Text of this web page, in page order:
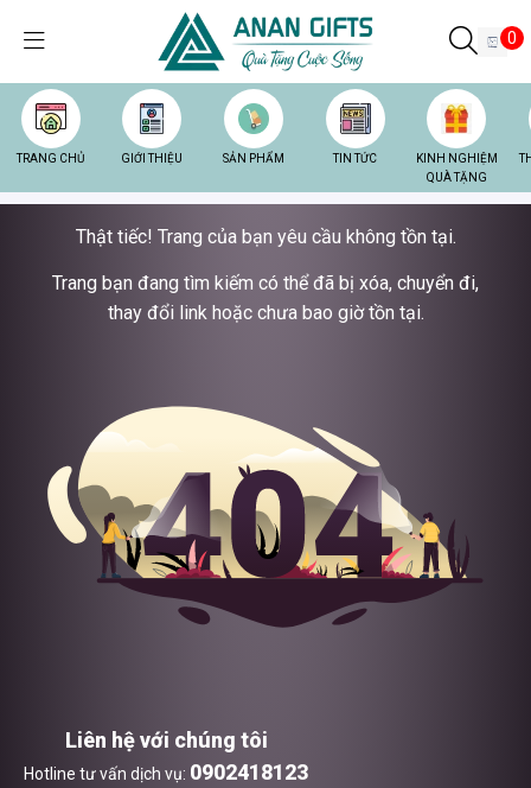
0
TRANG CHỦ GIỚI THIỆU SẢN PHẨM TIN TỨC
KINH NGHIỆM
QUÀ TẶNG
Thật tiếc! Trang của bạn yêu cầu không tồn tại.
Trang bạn đang tìm kiếm có thể đã bị xóa, chuyển đi,
thay đổi link hoặc chưa bao giờ tồn tại.
Liên hệ với chúng tôi
Hotline tư vấn dịch vụ: 0902418123